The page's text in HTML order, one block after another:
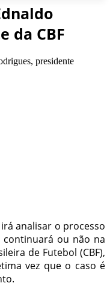
da CBF
analisar o processo
continuará ou não na
de Futebol (CBF),
vez que o caso é